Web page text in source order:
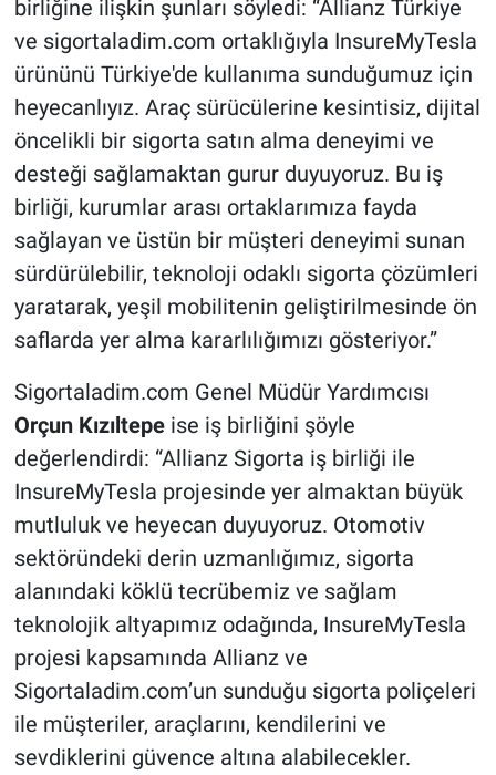
birliğine ilişkin şunları söyledi: “Allianz Türkiye
ve sigortaladim.com ortaklığıyla InsureMyTesla
ürününü Türkiye'de kullanıma sunduğumuz için
heyecanlıyız. Araç sürücülerine kesintisiz, dijital
öncelikli bir sigorta satın alma deneyimi ve
desteği sağlamaktan gurur duyuyoruz. Bu iş
birliği, kurumlar arası ortaklarımıza fayda
sağlayan ve üstün bir müşteri deneyimi sunan
sürdürülebilir, teknoloji odaklı sigorta çözümleri
yaratarak, yeşil mobilitenin geliştirilmesinde ön
saflarda yer alma kararlılığımızı gösteriyor.”
Sigortaladim.com Genel Müdür Yardımcısı
Orçun Kızıltepe ise iş birliğini şöyle
değerlendirdi: “Allianz Sigorta iş birliği ile
InsureMyTesla projesinde yer almaktan büyük
mutluluk ve heyecan duyuyoruz. Otomotiv
sektöründeki derin uzmanlığımız, sigorta
alanındaki köklü tecrübemiz ve sağlam
teknolojik altyapımız odağında, InsureMyTesla
projesi kapsamında Allianz ve
Sigortaladim.com’un sunduğu sigorta poliçeleri
ile müşteriler, araçlarını, kendilerini ve
sevdiklerini güvence altına alabilecekler.